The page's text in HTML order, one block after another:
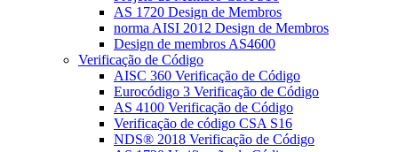
AS 1720 Design de Membros
norma AISI 2012 Design de Membros
Design de membros AS4600
Verificação de Código
AISC 360 Verificação de Código
Eurocódigo 3 Verificação de Código
AS 4100 Verificação de Código
Verificação de código CSA S16
NDS® 2018 Verificação de Código